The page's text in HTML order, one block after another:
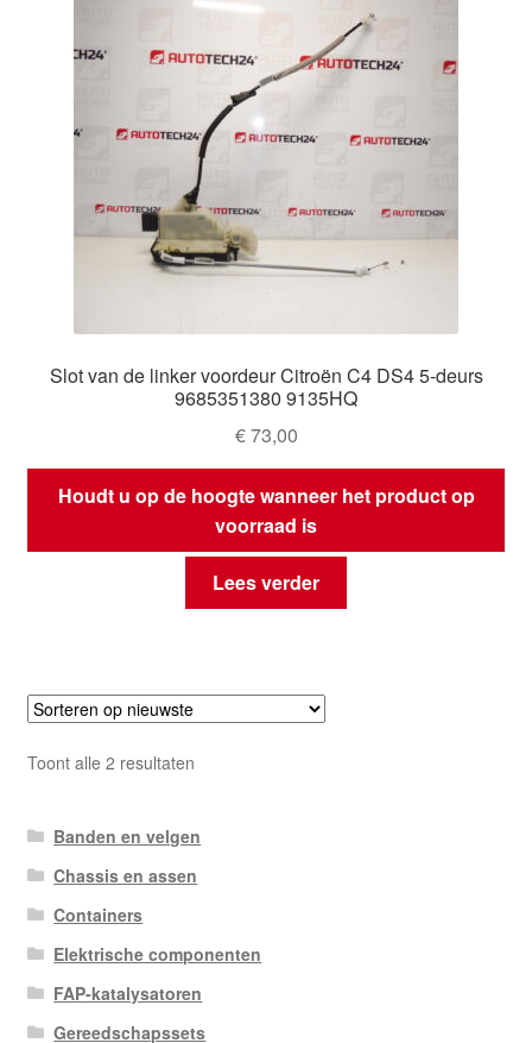
Slot van de linker voordeur Citroën C4 DS4 5-deurs
9685351380 9135HQ
€73,00
Houdt u op de hoogte wanneer het product op
voorraad is
Lees verder
Toont alle 2 resultatenGesorteerd
Banden en velgen
Chassis en assen
Containers
Elektrische componenten
FAP-katalysatoren
Gereedschapssets